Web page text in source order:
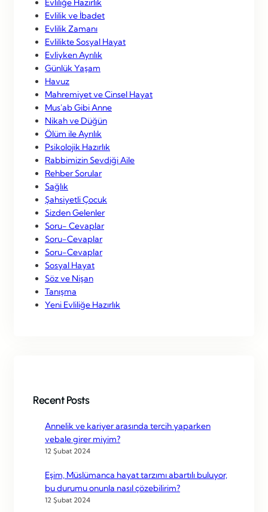
Evliliğe Hazırlık
Evlilik ve İbadet
Evlilik Zamanı
Evlilikte Sosyal Hayat
Evliyken Ayrılık
Günlük Yaşam
Havuz
Mahremiyet ve Cinsel Hayat
Mus'ab Gibi Anne
Nikah ve Düğün
Ölüm ile Ayrılık
Psikolojik Hazırlık
Rabbimizin Sevdiği Aile
Rehber Sorular
Sağlık
Şahsiyetli Çocuk
Sizden Gelenler
Soru- Cevaplar
Soru-Cevaplar
Soru-Cevaplar
Sosyal Hayat
Söz ve Nişan
Tanışma
Yeni Evliliğe Hazırlık
Recent Posts
Annelik ve kariyer arasında tercih yaparken
vebale girer miyim?
12 Şubat 2024
Eşim, Müslümanca hayat tarzımı abartılı buluyor,
bu durumu onunla nasıl çözebilirim?
12 Şubat 2024